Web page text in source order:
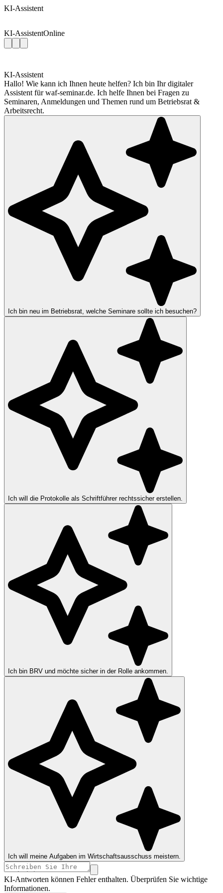
KI-Assistent
KI-AssistentOnline
KI-Assistent
Hallo! Wie kann ich Ihnen heute helfen? Ich bin Ihr digitaler
Assistent für waf-seminar.de. Ich helfe Ihnen bei Fragen zu
Seminaren, Anmeldungen und Themen rund um Betriebsrat &
Arbeitsrecht.
Ich bin neu im Betriebsrat, welche Seminare sollte ich besuchen?
Ich will die Protokolle als Schriftführer rechtssicher erstellen.
Ich bin BRV und möchte sicher in der Rolle ankommen.
Ich will meine Aufgaben im Wirtschaftsausschuss meistern.
KI-Antworten können Fehler enthalten. Überprüfen Sie wichtige
Informationen.